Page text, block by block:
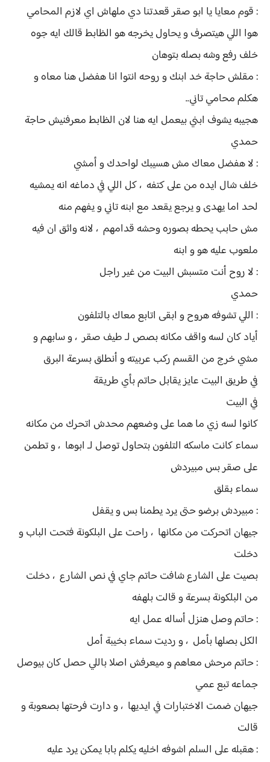
: قوم معايا يا ابو صقر قعدتنا دي ملهاش اي لازم المحامي
هوا اللي هيتصرف و يحاول يخرجه هو الظابط قالك ايه جوه
خلف رفع وشه بصله بتوهان
: مقلش حاجة خد ابنك و روحه انتوا انا هفضل هنا معاه و
هكلم محامي تاني..
هجيبه يشوف ابني بيعمل ايه هنا لان الظابط معرفنيش حاجة
حمدي
: لا هفضل معاك مش هسيبك لواحدك و أمشي
خلف شال ايده من على كتفه ، كل اللي في دماغه انه يمشيه
لحد اما يهدى و يرجع يقعد مع ابنه تاني و يفهم منه
مش حابب يحطه بصوره وحشه قدامهم ، لانه واثق ان فيه
ملعوب عليه هو و ابنه
: لا روح أنت متسبش البيت من غير راجل
حمدي
: اللي تشوفه هروح و ابقى اتابع معاك بالتلفون
أياد كان لسه واقف مكانه بصص لـ طيف صقر ، و سابهم و
مشي خرج من القسم ركب عربيته و أنطلق بسرعة البرق
في طريق البيت عايز يقابل حاتم بأي طريقة
في البيت
كانوا لسه زي ما هما على وضعهم محدش اتحرك من مكانه
سماء كانت ماسكه التلفون بتحاول توصل لـ ابوها ، و تطمن
على صقر بس مبيردش
سماء بقلق
: مبيردش برضو حتى يرد يطمنا بس و يقفل
جيهان اتحركت من مكانها ، راحت على البلكونة فتحت الباب و
دخلت
بصيت على الشارع شافت حاتم جاي في نص الشارع ، دخلت
من البلكونة بسرعة و قالت بلهفه
: حاتم وصل هنزل أساله عمل ايه
الكل بصلها بأمل ، و رديت سماء بخيبة أمل
: حاتم مرحش معاهم و ميعرفش اصلا باللي حصل كان بيوصل
جماعه تبع عمي
جيهان ضمت الاختبارات في ايديها ، و دارت فرحتها بصعوبة و
قالت
: هقبله على السلم اشوفه اخليه يكلم بابا يمكن يرد عليه